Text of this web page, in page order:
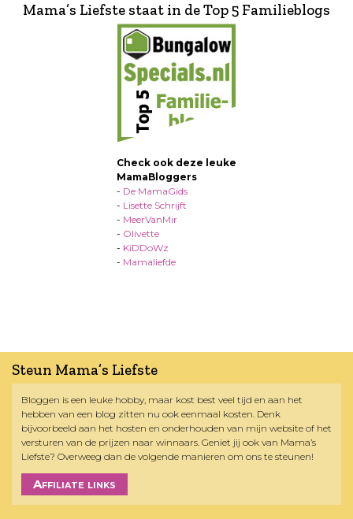
Mama’s Liefste staat in de Top 5 Familieblogs
Check ook deze leuke
MamaBloggers
- De MamaGids
- Lisette Schrijft
- MeerVanMir
- Olivette
- KiDDoWz
- Mamaliefde
Steun Mama’s Liefste
Bloggen is een leuke hobby, maar kost best veel tijd en aan het
hebben van een blog zitten nu ook eenmaal kosten. Denk
bijvoorbeeld aan het hosten en onderhouden van mijn website of het
versturen van de prijzen naar winnaars. Geniet jij ook van Mama’s
Liefste? Overweeg dan de volgende manieren om ons te steunen!
Affiliate links